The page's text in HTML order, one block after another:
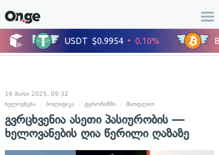
16 მაისი 2025, 09:32
ხელოვნება
პოლიტიკა ტერორიზმი მსოფლიო
გვრცხვენია ასეთი პასიურობის —
ხელოვანების ღია წერილი ღაზაზე